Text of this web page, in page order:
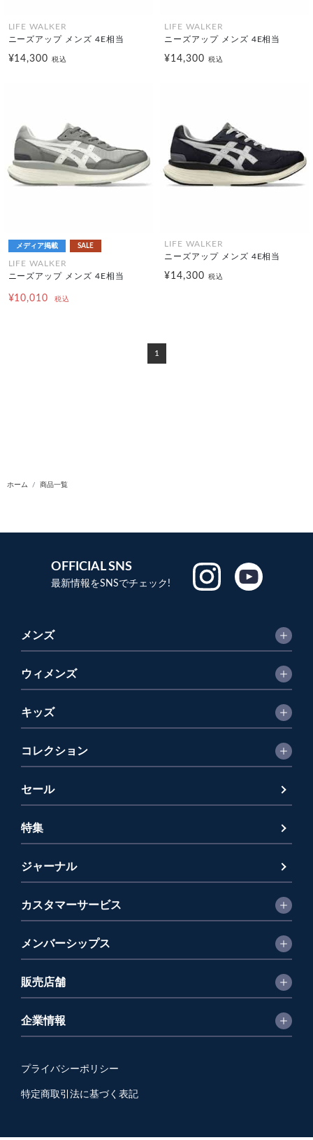
LIFE WALKER
ニーズアップ メンズ 4E相当
¥14,300税込
LIFE WALKER
ニーズアップ メンズ 4E相当
¥14,300 税込
メディア掲載 SALE
LIFE WALKER
ニーズアップ メンズ 4E相当
¥10,010 税込
LIFE WALKER
ニーズアップ メンズ 4E相当
¥14,300 税込
1
ホーム 商品一覧
OFFICIAL SNS
最新情報をSNSでチェック!
メンズ
ウィメンズ
キッズ
コレクション
セール
特集
ジャーナル
カスタマーサービス
メンバーシップス
販売店舗
企業情報
プライバシーポリシー
特定商取引法に基づく表記